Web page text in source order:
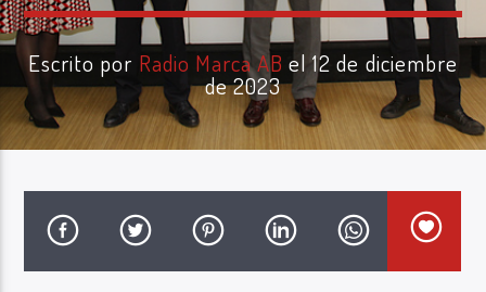
Radio Marca
Albacete
Radio Marca AB
Escrito por Radio Marca AB el 12 de diciembre
de 2023